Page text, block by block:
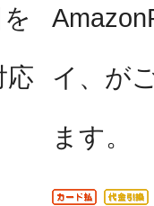
応 イ、が
ます。